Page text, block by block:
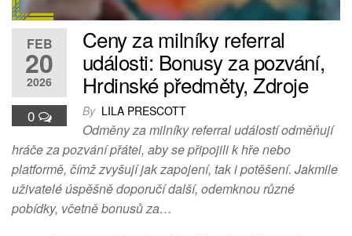
FEB
20
2026
0
Ceny za milníky referral
události: Bonusy za pozvání,
Hrdinské předměty, Zdroje
By LILA PRESCOTT
Odměny za milníky referral událostí odměňují
hráče za pozvání přátel, aby se připojili k hře nebo
platformě, čímž zvyšují jak zapojení, tak i potěšení. Jakmile
uživatelé úspěšně doporučí další, odemknou různé
pobídky, včetně bonusů za…